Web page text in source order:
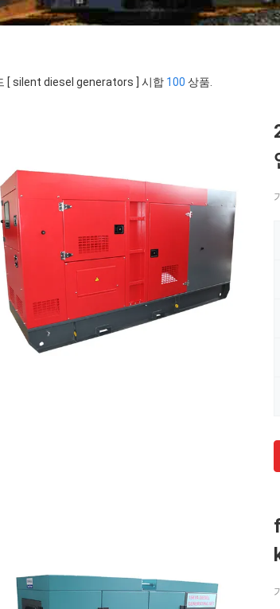
[ silent diesel generators ] 시합 100 상품.